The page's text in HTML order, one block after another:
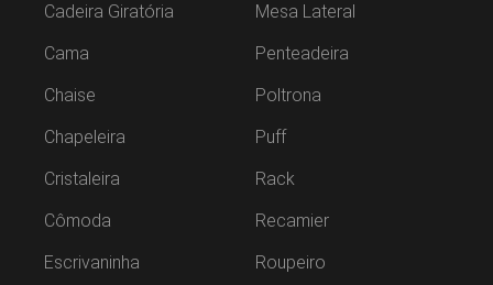
Cadeira Giratória
Cama
Chaise
Chapeleira
Cristaleira
Cômoda
Escrivaninha
Mesa Lateral
Penteadeira
Poltrona
Puff
Rack
Recamier
Roupeiro